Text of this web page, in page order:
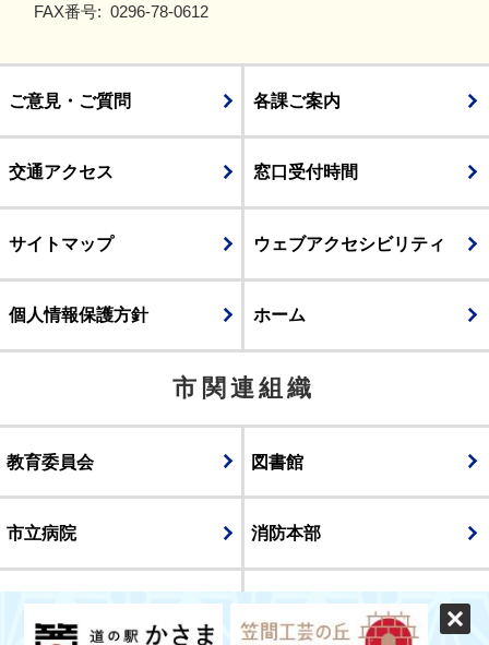
FAX番号: 0296-78-0612
ご意見・ご質問 各課ご案内
交通アクセス 窓口受付時間
サイトマップ ウェブアクセシビリティ
個人情報保護方針 ホーム
市関連組織
教育委員会 図書館
市立病院 消防本部
議会